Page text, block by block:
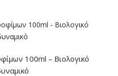
100ml – Βιολογικό